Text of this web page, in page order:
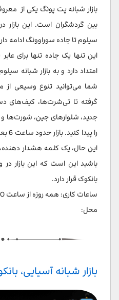
بازار شبانه پت پونگ یکی از
بین گردشگران است. این بازار
سیلوم تا جاده سوراوونگ ادامه
امتداد دارد و به بازار شبانه
شما می‌توانید تنوع وسیعی
گرفته تا تی‌شرت‌ها، کیف‌های
جدید، شلوارهای جین، شورت‌ها
را
این حال، یک کلمه هشدار دهنده،
باشید این است که این بازار
بانکوک قرار دارد.
ساعات کاری: همه روزه از ساعت 18:00 الی 12:00 صبح
محل:
بازار شبانه آسیایی،